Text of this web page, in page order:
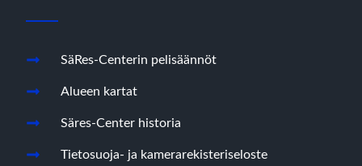
SäRes-Centerin pelisäännöt
Alueen kartat
Säres-Center historia
Tietosuoja- ja kamerarekisteriseloste